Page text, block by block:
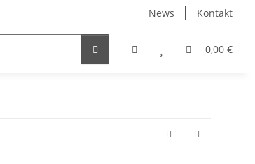
News Kontakt
0,00 €